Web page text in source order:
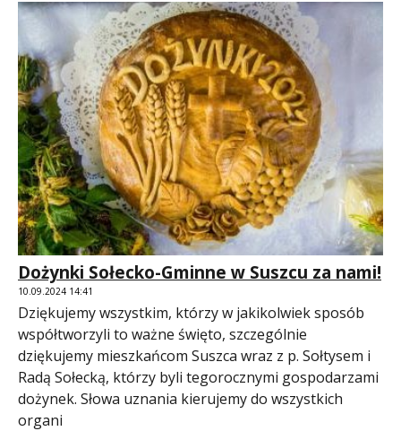
Dożynki Sołecko-Gminne w Suszcu za nami!
10.09.2024 14:41
Dziękujemy wszystkim, którzy w jakikolwiek sposób
współtworzyli to ważne święto, szczególnie
dziękujemy mieszkańcom Suszca wraz z p. Sołtysem i
Radą Sołecką, którzy byli tegorocznymi gospodarzami
dożynek. Słowa uznania kierujemy do wszystkich
organi